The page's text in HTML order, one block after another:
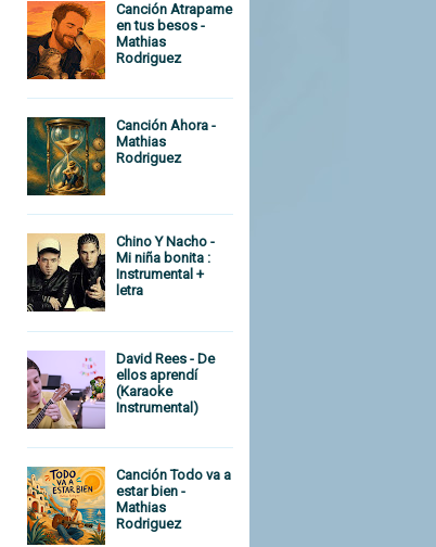
Canción Atrapame
en tus besos -
Mathias
Rodriguez
Canción Ahora -
Mathias
Rodriguez
Chino Y Nacho -
Mi niña bonita :
Instrumental +
letra
David Rees - De
ellos aprendí
(Karaoke
Instrumental)
Canción Todo va a
estar bien -
Mathias
Rodriguez